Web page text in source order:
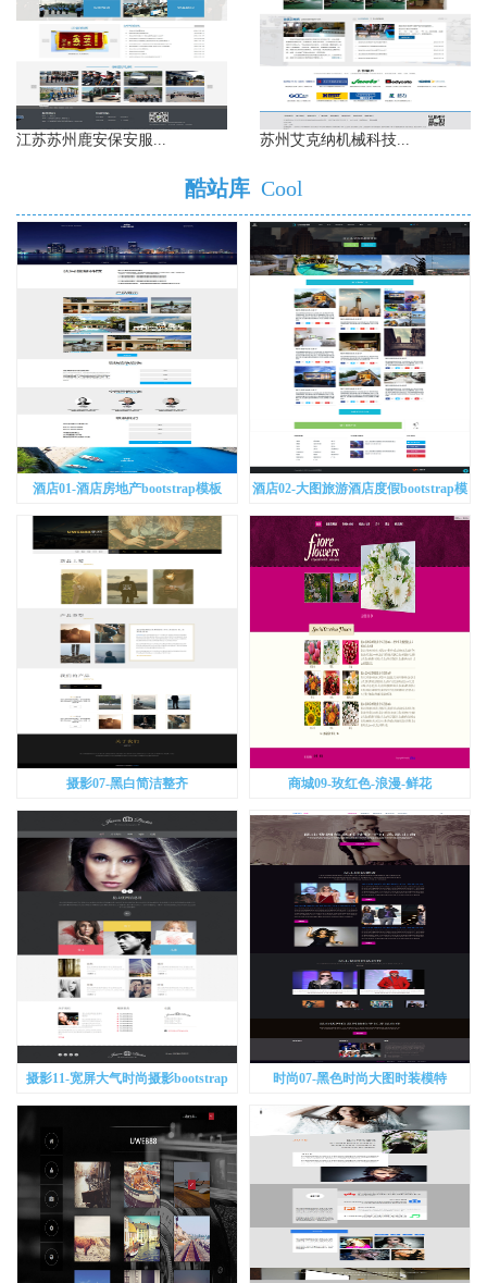
江苏苏州鹿安保安服... 苏州艾克纳机械科技...
酷站库 Cool
酒店01-酒店房地产bootstrap模板
酒店02-大图旅游酒店度假bootstrap模
板
摄影07-黑白简洁整齐 商城09-玫红色-浪漫-鲜花
摄影11-宽屏大气时尚摄影bootstrap
时尚07-黑色时尚大图时装模特
bootstrap